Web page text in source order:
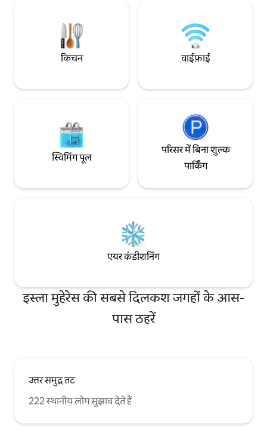
किचन वाईफ़ाई
स्विमिंग पूल
परिसर में बिना शुल्क
पार्किंग
एयर कंडीशनिंग
इस्ला मुहेरेस की सबसे दिलकश जगहों के आस-
पास ठहरें
उत्तर समुद्र तट
222 स्थानीय लोग सुझाव देते हैं